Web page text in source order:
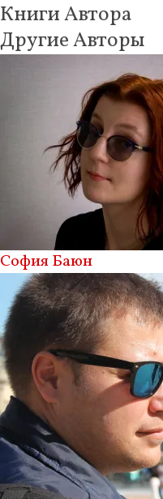
Книги Автора
Другие Авторы
София Баюн